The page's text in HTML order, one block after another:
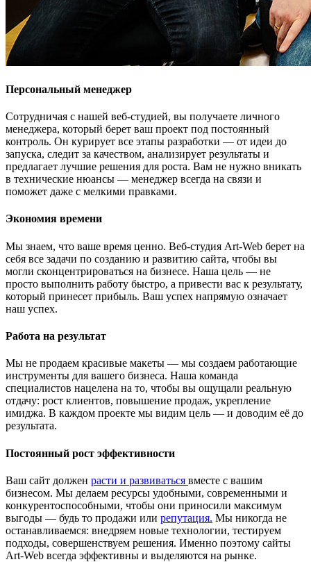
Персональный менеджер
Сотрудничая с нашей веб-студией, вы получаете личного
менеджера, который берет ваш проект под постоянный
контроль. Он курирует все этапы разработки — от идеи до
запуска, следит за качеством, анализирует результаты и
предлагает лучшие решения для роста. Вам не нужно вникать
в технические нюансы — менеджер всегда на связи и
поможет даже с мелкими правками.
Экономия времени
Мы знаем, что ваше время ценно. Веб-студия Art-Web берет на
себя все задачи по созданию и развитию сайта, чтобы вы
могли сконцентрироваться на бизнесе. Наша цель — не
просто выполнить работу быстро, а привести вас к результату,
который принесет прибыль. Ваш успех напрямую означает
наш успех.
Работа на результат
Мы не продаем красивые макеты — мы создаем работающие
инструменты для вашего бизнеса. Наша команда
специалистов нацелена на то, чтобы вы ощущали реальную
отдачу: рост клиентов, повышение продаж, укрепление
имиджа. В каждом проекте мы видим цель — и доводим её до
результата.
Постоянный рост эффективности
Ваш сайт должен расти и развиваться вместе с вашим
бизнесом. Мы делаем ресурсы удобными, современными и
конкурентоспособными, чтобы они приносили максимум
выгоды — будь то продажи или репутация. Мы никогда не
останавливаемся: внедряем новые технологии, тестируем
подходы, совершенствуем решения. Именно поэтому сайты
Art-Web всегда эффективны и выделяются на рынке.